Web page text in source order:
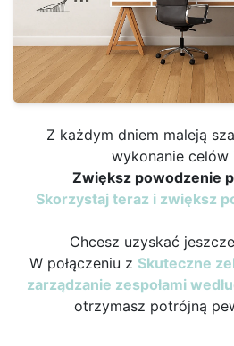
Z każdym dniem maleją
wykonanie celów
Zwiększ powodzenie
Skorzystaj teraz i zwiększ
Chcesz uzyskać
W połączeniu z Skuteczne
zarządzanie zespołami
otrzymasz potrójną